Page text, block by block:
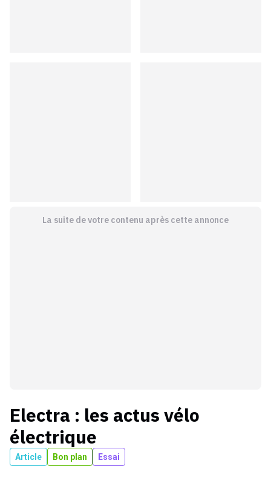
La suite de votre contenu après cette annonce
Electra : les actus vélo
électrique
Article Bon plan Essai